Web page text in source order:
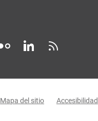
Mapa del sitio Accesibilidad